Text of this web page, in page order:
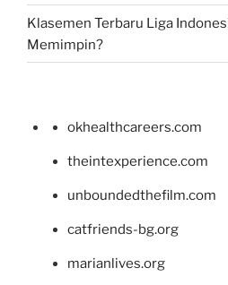
Klasemen Terbaru Liga
Memimpin?
okhealthcareers.com
theintexperience.com
unboundedthefilm.com
catfriends-bg.org
marianlives.org